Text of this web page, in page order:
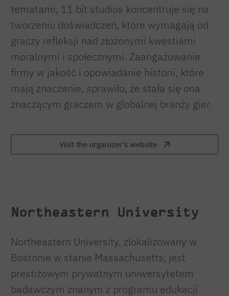
tematami, 11 bit studios koncentruje się na
tworzeniu doświadczeń, które wymagają od
graczy refleksji nad złożonymi kwestiami
moralnymi i społecznymi. Zaangażowanie
firmy w jakość i opowiadanie historii, które
mają znaczenie, sprawiło, że stała się ona
znaczącym graczem w globalnej branży gier.
Visit the organizer’s website
Northeastern University
Northeastern University, zlokalizowany w
Bostonie w stanie Massachusetts, jest
prestiżowym prywatnym uniwersytetem
badawczym znanym z programu edukacji